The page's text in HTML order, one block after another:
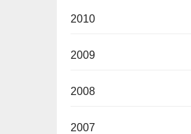
2010
2009
2008
2007